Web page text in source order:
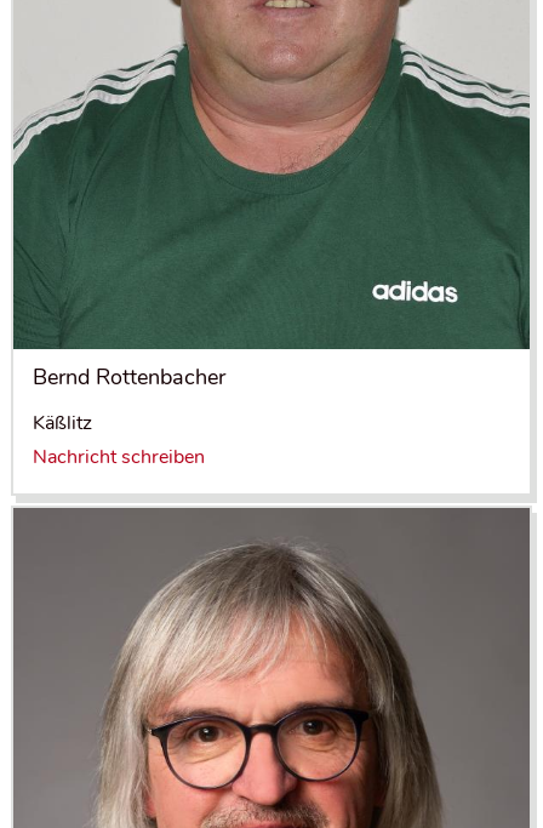
Bernd Rottenbacher
Käßlitz
Nachricht schreiben